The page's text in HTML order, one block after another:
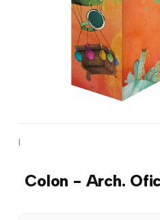
|
Colon - Arch.